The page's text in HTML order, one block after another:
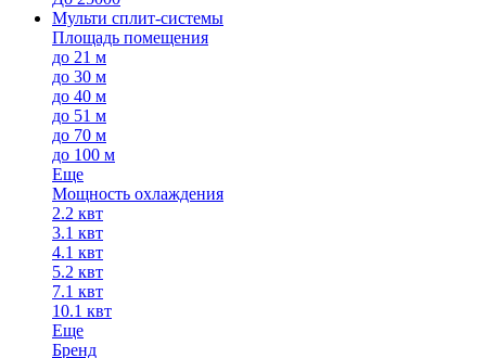
Мульти сплит-системы
Площадь помещения
до 21 м
до 30 м
до 40 м
до 51 м
до 70 м
до 100 м
Еще
Мощность охлаждения
2.2 квт
3.1 квт
4.1 квт
5.2 квт
7.1 квт
10.1 квт
Еще
Бренд